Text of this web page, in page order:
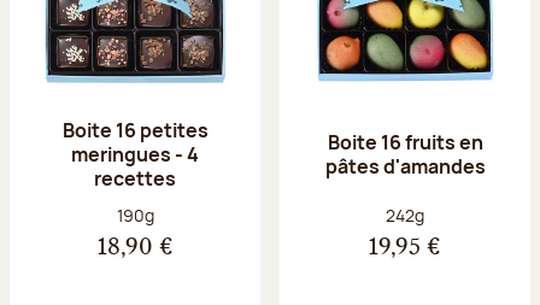
Boite 16 petites
meringues - 4
recettes
Poids net :
190g
18,90 €
Boite 16 fruits en
pâtes d'amandes
Poids net :
242g
19,95 €